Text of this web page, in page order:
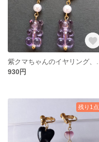
930円
残り1点